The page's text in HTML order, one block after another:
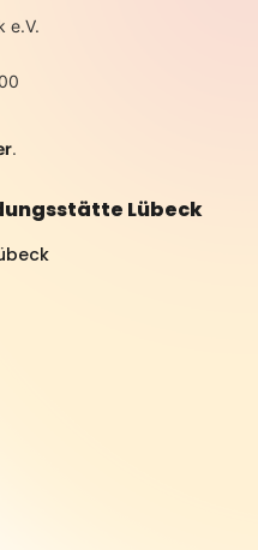
e.V.
.
Lübeck